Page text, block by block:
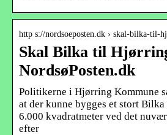
http s://nordsoeposten.dk › skal-bilka-til-
Skal Bilka til
NordsøPosten.dk
Politikerne i Hjørring Kommune
at der kunne bygges et stort
6.000 kvadratmeter ved det
efter